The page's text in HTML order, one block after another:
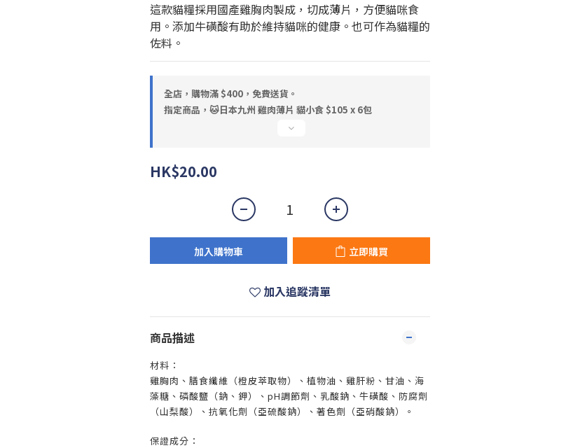
這款貓糧採用國產雞胸肉製成，切成薄片，方便貓咪食
用。添加牛磺酸有助於維持貓咪的健康。也可作為貓糧的
佐料。
全店，購物滿 $400，免費送貨。
指定商品，🐱日本九州 雞肉薄片 貓小食 $105 x 6包
HK$20.00
加入購物車 立即購買
加入追蹤清單
商品描述
材料：
雞胸肉、膳食纖維（橙皮萃取物）、植物油、雞肝粉、甘油、海
藻糖、磷酸鹽（鈉、鉀）、pH調節劑、乳酸鈉、牛磺酸、防腐劑
（山梨酸）、抗氧化劑（亞硫酸鈉）、著色劑（亞硝酸鈉）。
保證成分：